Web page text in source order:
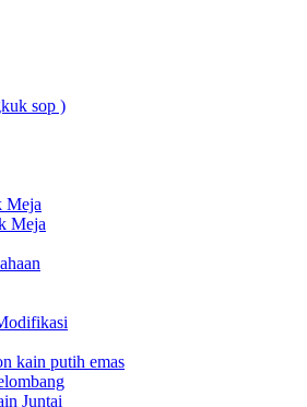
sop )
Meja
Meja
kain putih emas
Juntai